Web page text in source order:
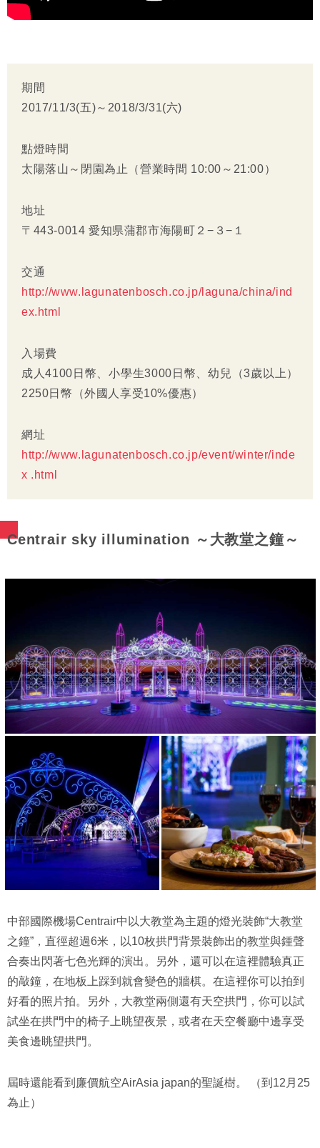
期間
2017/11/3(五)～2018/3/31(六)
點燈時間
太陽落山～閉園為止（營業時間 10:00～21:00）
地址
〒443-0014 愛知県蒲郡市海陽町２−３−１
交通
http://www.lagunatenbosch.co.jp/laguna/china/ind
ex.html
入場費
成人4100日幣、小學生3000日幣、幼兒（3歲以上）
2250日幣（外國人享受10%優惠）
網址
http://www.lagunatenbosch.co.jp/event/winter/inde
x .html
Centrair sky illumination ～大教堂之鐘～
中部國際機場Centrair中以大教堂為主題的燈光裝飾“大教堂
之鐘”，直徑超過6米，以10枚拱門背景裝飾出的教堂與鍾聲
合奏出閃著七色光輝的演出。另外，還可以在這裡體驗真正
的敲鐘，在地板上踩到就會變色的牆棋。在這裡你可以拍到
好看的照片拍。另外，大教堂兩側還有天空拱門，你可以試
試坐在拱門中的椅子上眺望夜景，或者在天空餐廳中邊享受
美食邊眺望拱門。
屆時還能看到廉價航空AirAsia japan的聖誕樹。 （到12月25
為止）